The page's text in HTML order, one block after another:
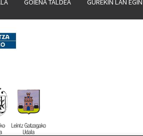
GOIENA TALDEA GUREKIN LAN EGIN